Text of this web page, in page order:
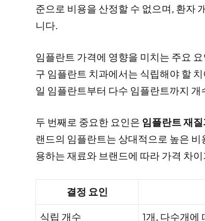
준으로 비용을 산정할 수 없으며, 환자
니다.
임플란트 가격에 영향을 미치는 주요
구 임플란트 치과에서는 식립해야 할
일 임플란트부터 다수 임플란트까지
두 번째로 중요한 요인은 임플란트 재
랜드의 임플란트는 상대적으로 높은
용하는 재료와 브랜드에 따라 가격 차
결정 요인
식립 개수 1개, 다수개에